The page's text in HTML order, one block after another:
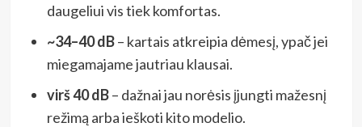
daugeliui vis tiek komfortas.
~34–40 dB– kartais atkreipia dėmesį, ypač jei
miegamajame jautriau klausai.
virš 40 dB– dažnai jau norėsis įjungti mažesnį
režimą arba ieškoti kito modelio.